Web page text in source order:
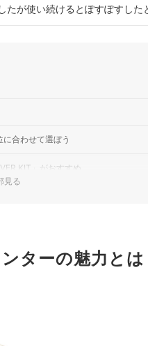
が使い続けるとぽすぽすした
合わせて選ぼう
KIT」がおすすめ
ック！
見る
ターの魅力とは